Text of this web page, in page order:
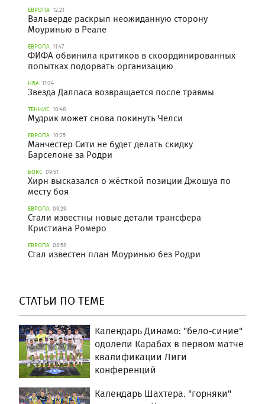
ЕВРОПА 12:21
Вальверде раскрыл неожиданную сторону
Моуринью в Реале
ЕВРОПА 11:47
ФИФА обвинила критиков в скоординированных
попытках подорвать организацию
НБА 11:24
Звезда Далласа возвращается после травмы
ТЕННИС 10:48
Мудрик может снова покинуть Челси
ЕВРОПА 10:25
Манчестер Сити не будет делать скидку
Барселоне за Родри
БОКС 09:51
Хирн высказался о жёсткой позиции Джошуа по
месту боя
ЕВРОПА 09:29
Стали известны новые детали трансфера
Кристиана Ромеро
ЕВРОПА 08:58
Стал известен план Моуринью без Родри
СТАТЬИ ПО ТЕМЕ
Календарь Динамо: "бело-синие"
одолели Карабах в первом матче
квалификации Лиги
конференций
Календарь Шахтера: "горняки"